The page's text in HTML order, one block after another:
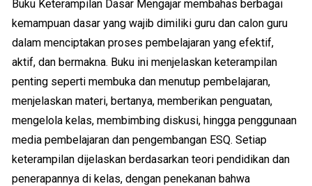
Buku Keterampilan Dasar Mengajar membahas berbagai
kemampuan dasar yang wajib dimiliki guru dan calon guru
dalam menciptakan proses pembelajaran yang efektif,
aktif, dan bermakna. Buku ini menjelaskan keterampilan
penting seperti membuka dan menutup pembelajaran,
menjelaskan materi, bertanya, memberikan penguatan,
mengelola kelas, membimbing diskusi, hingga penggunaan
media pembelajaran dan pengembangan ESQ. Setiap
keterampilan dijelaskan berdasarkan teori pendidikan dan
penerapannya di kelas, dengan penekanan bahwa